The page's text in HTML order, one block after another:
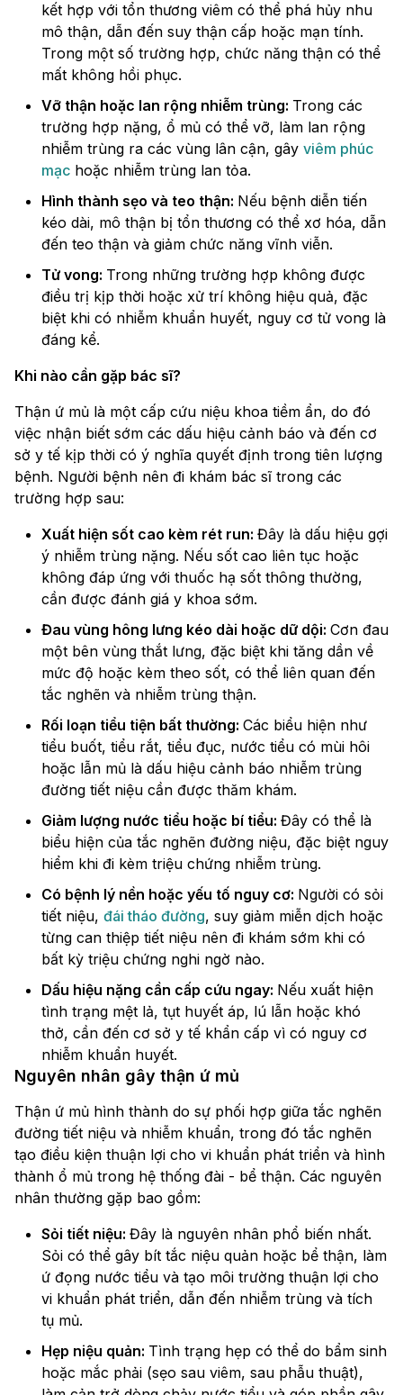
kết hợp với tổn thương viêm có thể phá hủy nhu
mô thận, dẫn đến suy thận cấp hoặc mạn tính.
Trong một số trường hợp, chức năng thận có thể
mất không hồi phục.
Vỡ thận hoặc lan rộng nhiễm trùng: Trong các
trường hợp nặng, ổ mủ có thể vỡ, làm lan rộng
nhiễm trùng ra các vùng lân cận, gây viêm phúc
mạc hoặc nhiễm trùng lan tỏa.
Hình thành sẹo và teo thận: Nếu bệnh diễn tiến
kéo dài, mô thận bị tổn thương có thể xơ hóa, dẫn
đến teo thận và giảm chức năng vĩnh viễn.
Tử vong: Trong những trường hợp không được
điều trị kịp thời hoặc xử trí không hiệu quả, đặc
biệt khi có nhiễm khuẩn huyết, nguy cơ tử vong là
đáng kể.
Khi nào cần gặp bác sĩ?
Thận ứ mủ là một cấp cứu niệu khoa tiềm ẩn, do đó
việc nhận biết sớm các dấu hiệu cảnh báo và đến cơ
sở y tế kịp thời có ý nghĩa quyết định trong tiên lượng
bệnh. Người bệnh nên đi khám bác sĩ trong các
trường hợp sau:
Xuất hiện sốt cao kèm rét run: Đây là dấu hiệu gợi
ý nhiễm trùng nặng. Nếu sốt cao liên tục hoặc
không đáp ứng với thuốc hạ sốt thông thường,
cần được đánh giá y khoa sớm.
Đau vùng hông lưng kéo dài hoặc dữ dội: Cơn đau
một bên vùng thắt lưng, đặc biệt khi tăng dần về
mức độ hoặc kèm theo sốt, có thể liên quan đến
tắc nghẽn và nhiễm trùng thận.
Rối loạn tiểu tiện bất thường: Các biểu hiện như
tiểu buốt, tiểu rắt, tiểu đục, nước tiểu có mùi hôi
hoặc lẫn mủ là dấu hiệu cảnh báo nhiễm trùng
đường tiết niệu cần được thăm khám.
Giảm lượng nước tiểu hoặc bí tiểu: Đây có thể là
biểu hiện của tắc nghẽn đường niệu, đặc biệt nguy
hiểm khi đi kèm triệu chứng nhiễm trùng.
Có bệnh lý nền hoặc yếu tố nguy cơ: Người có sỏi
tiết niệu, đái tháo đường, suy giảm miễn dịch hoặc
từng can thiệp tiết niệu nên đi khám sớm khi có
bất kỳ triệu chứng nghi ngờ nào.
Dấu hiệu nặng cần cấp cứu ngay: Nếu xuất hiện
tình trạng mệt lả, tụt huyết áp, lú lẫn hoặc khó
thở, cần đến cơ sở y tế khẩn cấp vì có nguy cơ
nhiễm khuẩn huyết.
Nguyên nhân gây thận ứ mủ
Thận ứ mủ hình thành do sự phối hợp giữa tắc nghẽn
đường tiết niệu và nhiễm khuẩn, trong đó tắc nghẽn
tạo điều kiện thuận lợi cho vi khuẩn phát triển và hình
thành ổ mủ trong hệ thống đài - bể thận. Các nguyên
nhân thường gặp bao gồm:
Sỏi tiết niệu: Đây là nguyên nhân phổ biến nhất.
Sỏi có thể gây bít tắc niệu quản hoặc bể thận, làm
ứ đọng nước tiểu và tạo môi trường thuận lợi cho
vi khuẩn phát triển, dẫn đến nhiễm trùng và tích
tụ mủ.
Hẹp niệu quản: Tình trạng hẹp có thể do bẩm sinh
hoặc mắc phải (sẹo sau viêm, sau phẫu thuật),